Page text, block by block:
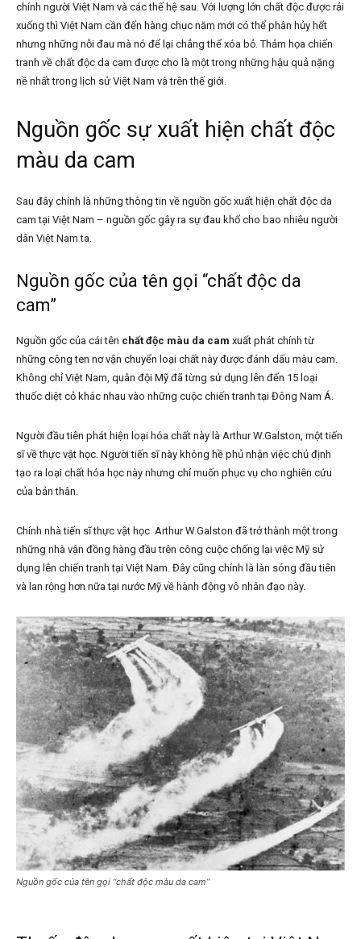
chính người Việt Nam và các thế hệ sau. Với lượng lớn chất độc được rải
xuống thì Việt Nam cần đến hàng chục năm mới có thể phân hủy hết
nhưng những nỗi đau mà nó để lại chẳng thể xóa bỏ. Thảm họa chiến
tranh về chất độc da cam được cho là một trong những hậu quả nặng
nề nhất trong lịch sử Việt Nam và trên thế giới.
Nguồn gốc sự xuất hiện chất độc
màu da cam
Sau đây chính là những thông tin về nguồn gốc xuất hiện chất độc da
cam tại Việt Nam – nguồn gốc gây ra sự đau khổ cho bao nhiêu người
dân Việt Nam ta.
Nguồn gốc của tên gọi “chất độc da
cam”
Nguồn gốc của cái tên chất độc màu da cam xuất phát chính từ
những công ten nơ vận chuyển loại chất này được đánh dấu màu cam.
Không chỉ Việt Nam, quân đội Mỹ đã từng sử dụng lên đến 15 loại
thuốc diệt cỏ khác nhau vào những cuộc chiến tranh tại Đông Nam Á.
Người đầu tiên phát hiện loại hóa chất này là Arthur W.Galston, một tiến
sĩ về thực vật học. Người tiến sĩ này không hề phủ nhận việc chủ định
tạo ra loại chất hóa học này nhưng chỉ muốn phục vụ cho nghiên cứu
của bản thân.
Chính nhà tiến sĩ thực vật học Arthur W.Galston đã trở thành một trong
những nhà vận đồng hàng đầu trên công cuộc chống lại việc Mỹ sử
dụng lên chiến tranh tại Việt Nam. Đây cũng chính là làn sóng đầu tiên
và lan rộng hơn nữa tại nước Mỹ về hành động vô nhân đạo này.
Nguồn gốc của tên gọi “chất độc màu da cam”